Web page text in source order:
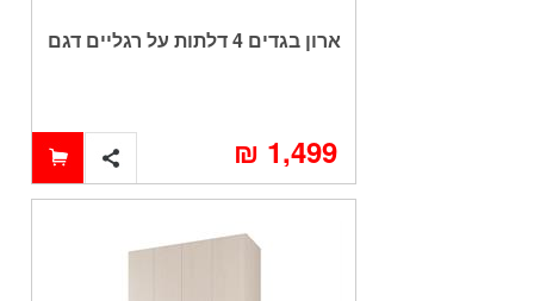
ארון בגדים 4 דלתות על רגליים דגם
1,499 ₪